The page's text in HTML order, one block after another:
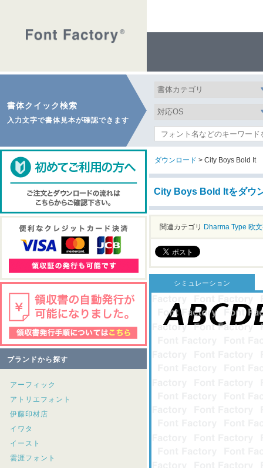
書体クイック検索
入力文字で書体見本が確認できます
ブランドから探す
アーフィック
アトリエフォント
伊藤印材店
イワタ
イースト
雲涯フォント
ダウンロード > City Boys Bold It
City Boys Bold Itをダウ
関連カテゴリ Dharma Type 欧
シミュレーション